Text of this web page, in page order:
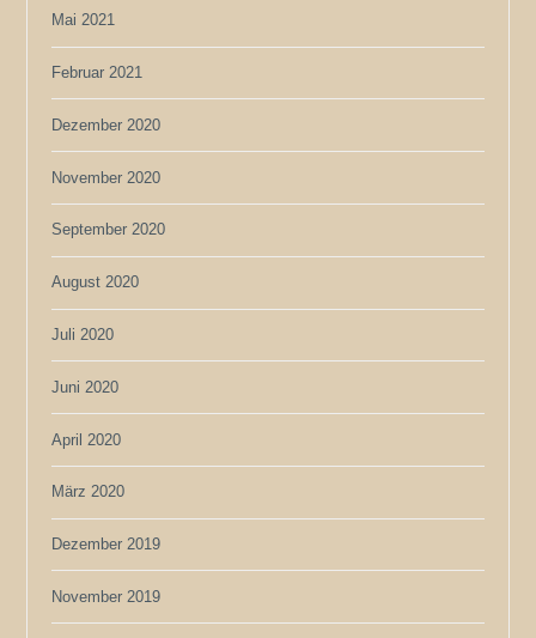
Mai 2021
Februar 2021
Dezember 2020
November 2020
September 2020
August 2020
Juli 2020
Juni 2020
April 2020
März 2020
Dezember 2019
November 2019